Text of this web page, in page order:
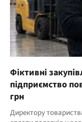
Фіктивні
підприємство
грн
Директору